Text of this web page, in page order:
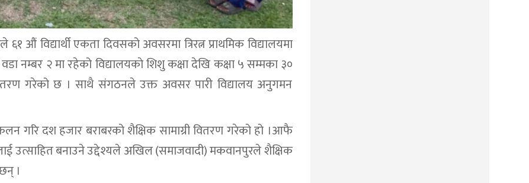
विद्यार्थी एकता दिवसको अवसरमा त्रिरत्न प्राथमिक विद्यालयमा
नम्बर २ मा रहेको विद्यालयकाे शिशु कक्षा देखि कक्षा ५ सम्मका ३०
गरेको छ । साथै संगठनले उक्त अवसर पारी विद्यालय अनुगमन
गरि दश हजार बराबरको शैक्षिक सामाग्री वितरण गरेको हो ।आफै
उत्साहित बनाउने उद्देश्यले अखिल (समाजवादी) मकवानपुरले शैक्षिक
।